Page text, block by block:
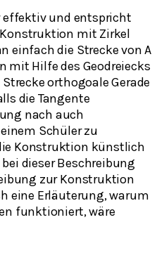
effektiv und entspricht
mit Zirkel
einfach die Strecke von A
mit Hilfe des Geodreiecks
orthogoale Gerade
die Tangente
nach auch
Schüler zu
Konstruktion künstlich
dieser Beschreibung
zur Konstruktion
eine Erläuterung, warum
funktioniert, wäre